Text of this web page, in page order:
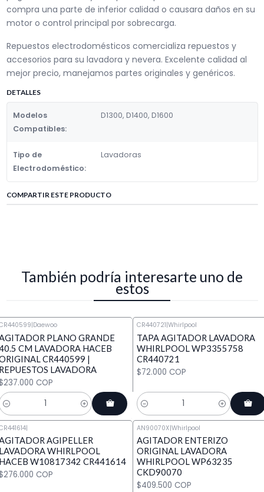
compra una parte de inferior calidad o causara daños en su
motor o control principal por sobrecarga.
Repuestos electrodomésticos comercializa repuestos y
accesorios para su lavadora y nevera. Excelente calidad al
mejor precio, manejamos partes originales y genéricos.
DETALLES
Modelos
Compatibles:
D1300, D1400, D1600
Tipo de
Electrodoméstico:
Lavadoras
COMPARTIR ESTE PRODUCTO
También podría interesarte uno de
estos
|Daewoo
PLANO GRANDE
CM LAVADORA HACEB
CR440599 |
LAVADORA
COP
CR440721|Whirlpool
TAPA AGITADOR LAVADORA
WHIRLPOOL WP3355758
CR440721
$72.000 COP
Cantidad
|
AGIPELLER
WHIRLPOOL
W10817342 CR441614
COP
AN90070X|Whirlpool
AGITADOR ENTERIZO
ORIGINAL LAVADORA
WHIRLPOOL WP63235
CKD90070
$409.500 COP